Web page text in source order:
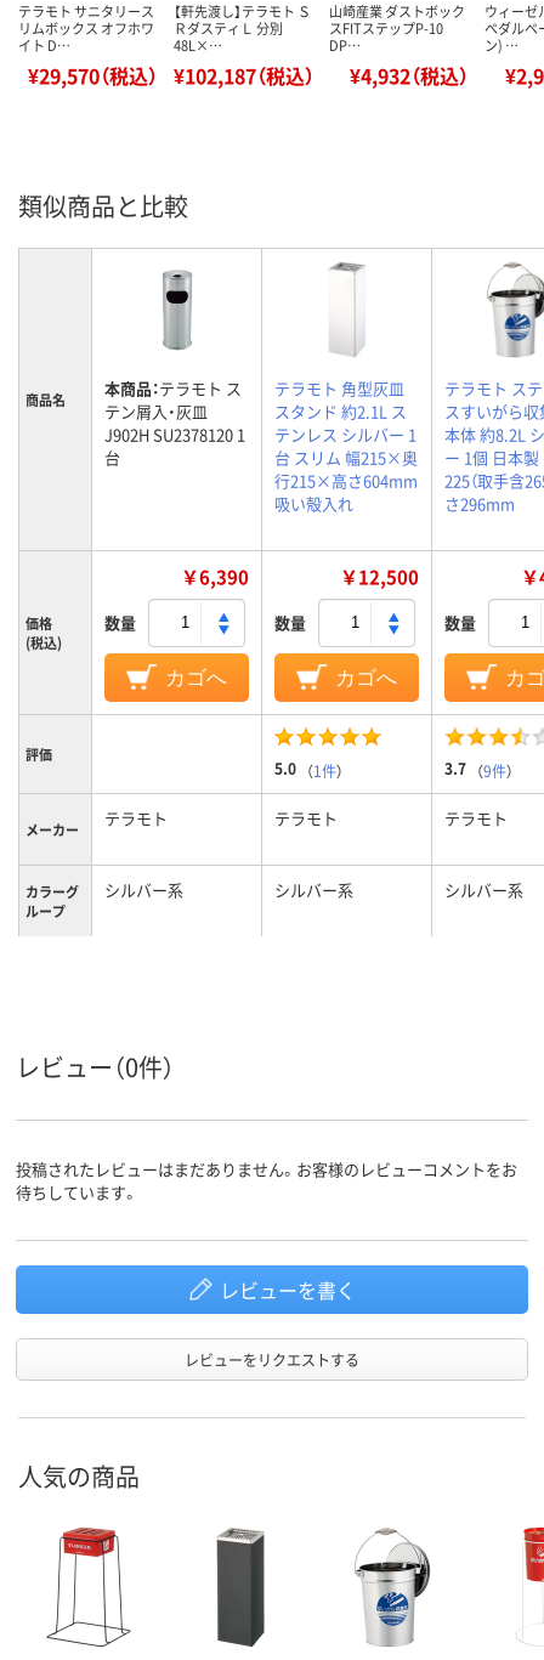
テラモト サニタリース
リムボックス オフホワ
イト D…
¥29,570（税込）
【軒先渡し】テラモト Ｓ
ＲダスティＬ 分別
48L×…
¥102,187（税込）
山崎産業 ダストボック
スFITステップP-10
DP…
¥4,932（税込）
ウィーゼ
ペダルペ
ン) …
類似商品と比較
商品名 本商品：テラモト ス
テン屑入・灰皿
J902H SU2378120 1
台
テラモト 角型灰皿
スタンド 約2.1L ス
テンレス シルバー 1
台 スリム 幅215×奥
行215×高さ604mm
吸い殻入れ
テラモト ス
スすいがら収
本体 約8.2L
ー 1個 日本製
225（取手含
さ296mm
価格
(税込)
￥6,390
数量
カゴへ
￥12,500
数量
カゴへ
数量
カ
評価
5.0 （1件） 3.7 （9件）
メーカー テラモト テラモト テラモト
カラーグ
ループ
シルバー系 シルバー系 シルバー系
レビュー（0件）
投稿されたレビューはまだありません。お客様のレビューコメントをお
待ちしています。
レビューを書く
レビューをリクエストする
人気の商品